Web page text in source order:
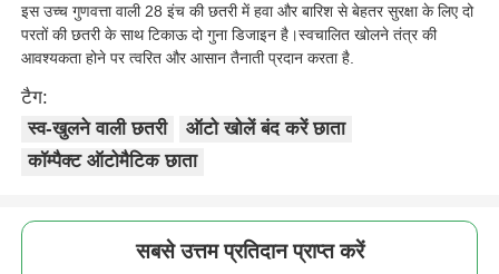
होम
हमारे बारे में
फैक्टरी यात्रा
इस उच्च गुणवत्ता वाली 28 इंच की छतरी में हवा और बारिश से बेहतर सुरक्षा के लिए दो
परतों की छतरी के साथ टिकाऊ दो गुना डिजाइन है।स्वचालित खोलने तंत्र की
आवश्यकता होने पर त्वरित और आसान तैनाती प्रदान करता है.
टैग:
स्व-खुलने वाली छतरी
ऑटो खोलें बंद करें छाता
कॉम्पैक्ट ऑटोमैटिक छाता
सबसे उत्तम प्रतिदान प्राप्त करें